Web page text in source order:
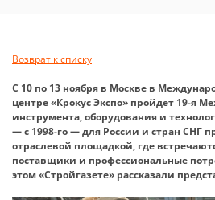
Возврат к списку
С 10 по 13 ноября в Москве в
центре «Крокус Экспо» пройдет 19-я
инструмента, оборудования и
— с 1998-го — для России и стран СНГ
отраслевой площадкой, где
поставщики и профессиональные
этом «Стройгазете» рассказали